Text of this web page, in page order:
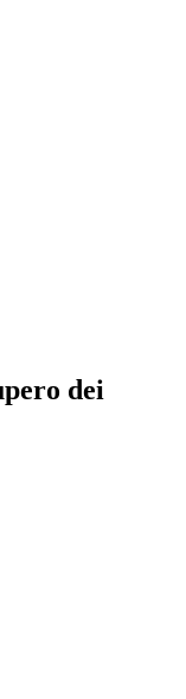
dei